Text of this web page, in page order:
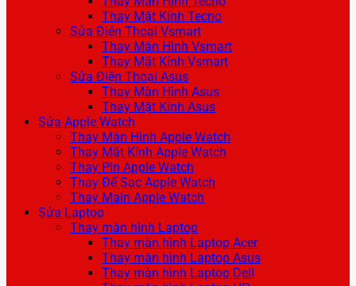
Thay Mặt Kính Tecno
Sửa Điện Thoại Vsmart
Thay Màn Hình Vsmart
Thay Mặt Kính Vsmart
Sửa Điện Thoại Asus
Thay Màn Hình Asus
Thay Mặt Kính Asus
Sửa Apple Watch
Thay Màn Hình Apple Watch
Thay Mặt Kính Apple Watch
Thay Pin Apple Watch
Thay Đế Sạc Apple Watch
Thay Main Apple Watch
Sửa Laptop
Thay màn hình Laptop
Thay màn hình Laptop Acer
Thay màn hình Laptop Asus
Thay màn hình Laptop Dell